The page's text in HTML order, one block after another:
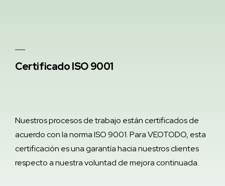
Certificado ISO 9001
Nuestros procesos de trabajo están certificados de
acuerdo con la norma ISO 9001. Para VEOTODO, esta
certificación es una garantía hacia nuestros clientes
respecto a nuestra voluntad de mejora continuada.